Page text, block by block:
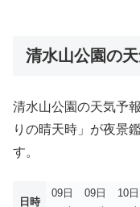
清水山公園の
清水山公園の天気予
りの晴天時」が夜景
す。
日時
09日
09日
10日